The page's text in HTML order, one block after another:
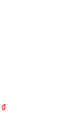
₫Giá
hiện